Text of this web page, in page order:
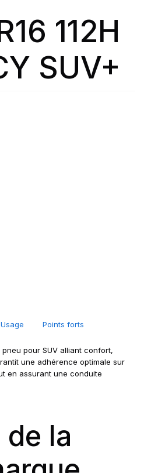
112H
SUV+
Usage Points forts
pour SUV alliant confort,
une adhérence optimale sur
en assurant une conduite
la